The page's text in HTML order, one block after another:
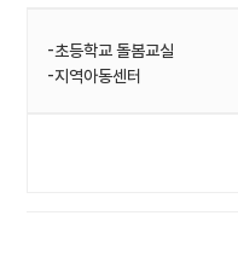
-초등학교 돌봄교실
-지역아동센터